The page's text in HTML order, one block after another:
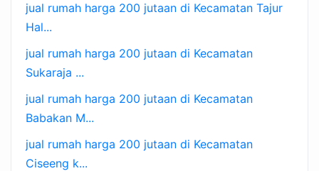
jual rumah harga 200 jutaan di Kecamatan Tajur
Hal...
jual rumah harga 200 jutaan di Kecamatan
Sukaraja ...
jual rumah harga 200 jutaan di Kecamatan
Babakan M...
jual rumah harga 200 jutaan di Kecamatan
Ciseeng k...